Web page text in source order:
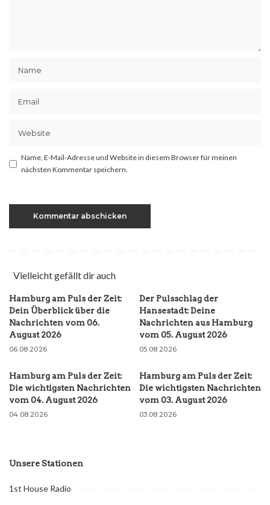
Name, E-Mail-Adresse und Website in diesem Browser für meinen
nächsten Kommentar speichern.
Vielleicht gefällt dir auch
Hamburg am Puls der Zeit:
Dein Überblick über die
Nachrichten vom 06.
August 2026
06.08.2026
Der Pulsschlag der
Hansestadt: Deine
Nachrichten aus Hamburg
vom 05. August 2026
05.08.2026
Hamburg am Puls der Zeit:
Die wichtigsten Nachrichten
vom 04. August 2026
04.08.2026
Hamburg am Puls der Zeit:
Die wichtigsten Nachrichten
vom 03. August 2026
03.08.2026
Unsere Stationen
1st House Radio